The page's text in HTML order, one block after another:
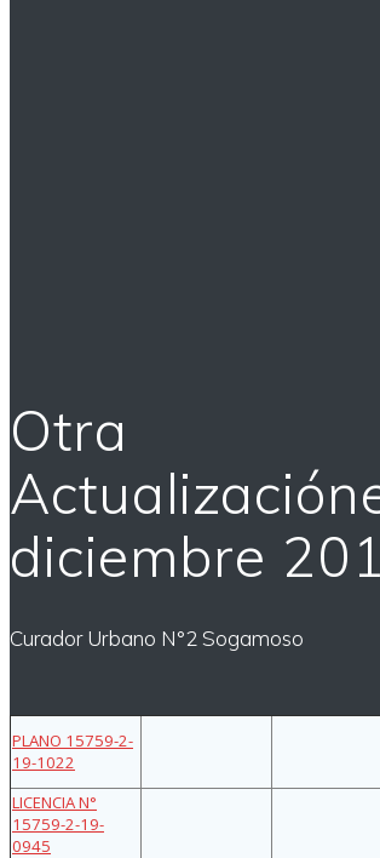
Otra
diciembre
Curador Urbano N°2 Sogamoso
PLANO 15759-2-
19-1022
LICENCIA N°
15759-2-19-
0945